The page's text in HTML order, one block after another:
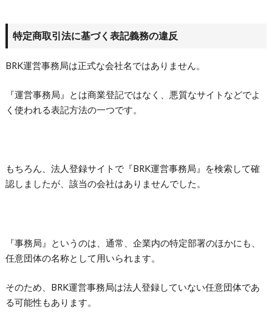
特定商取引法に基づく表記義務の違反
BRK運営事務局は正式な会社名ではありません。
『運営事務局』とは商業登記ではなく、悪質なサイトなどでよ
く使われる表記方法の一つです。
もちろん、法人登録サイトで『BRK運営事務局』を検索して確
認しましたが、該当の会社はありませんでした。
『事務局』というのは、通常、企業内の特定部署のほかにも、
任意団体の名称として用いられます。
そのため、BRK運営事務局は法人登録していない任意団体であ
る可能性もあります。